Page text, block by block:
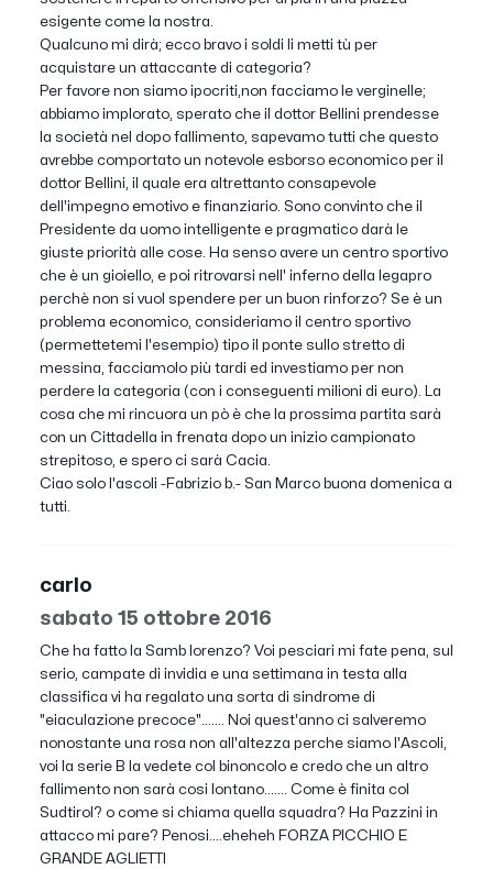
esigente come la nostra.
Qualcuno mi dirà; ecco bravo i soldi li metti tù per
acquistare un attaccante di categoria?
Per favore non siamo ipocriti,non facciamo le verginelle;
abbiamo implorato, sperato che il dottor Bellini prendesse
la società nel dopo fallimento, sapevamo tutti che questo
avrebbe comportato un notevole esborso economico per il
dottor Bellini, il quale era altrettanto consapevole
dell'impegno emotivo e finanziario. Sono convinto che il
Presidente da uomo intelligente e pragmatico darà le
giuste priorità alle cose. Ha senso avere un centro sportivo
che è un gioiello, e poi ritrovarsi nell' inferno della legapro
perchè non si vuol spendere per un buon rinforzo? Se è un
problema economico, consideriamo il centro sportivo
(permettetemi l'esempio) tipo il ponte sullo stretto di
messina, facciamolo più tardi ed investiamo per non
perdere la categoria (con i conseguenti milioni di euro). La
cosa che mi rincuora un pò è che la prossima partita sarà
con un Cittadella in frenata dopo un inizio campionato
strepitoso, e spero ci sarà Cacia.
Ciao solo l'ascoli -Fabrizio b.- San Marco buona domenica a
tutti.
carlo
sabato 15 ottobre 2016
Che ha fatto la Samb lorenzo? Voi pesciari mi fate pena, sul
serio, campate di invidia e una settimana in testa alla
classifica vi ha regalato una sorta di sindrome di
"eiaculazione precoce"....... Noi quest'anno ci salveremo
nonostante una rosa non all'altezza perche siamo l'Ascoli,
voi la serie B la vedete col binoncolo e credo che un altro
fallimento non sarà cosi lontano....... Come è finita col
Sudtirol? o come si chiama quella squadra? Ha Pazzini in
attacco mi pare? Penosi....eheheh FORZA PICCHIO E
GRANDE AGLIETTI